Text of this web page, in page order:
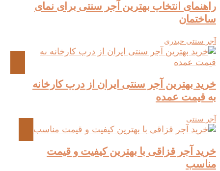
راهنمای انتخاب بهترین آجر سنتی برای نمای
ساختمان
آجر سنتی حیدری
خرید بهترین آجر سنتی ایران از درب کارخانه
به قیمت عمده
آجر سنتی
خرید آجر قزاقی با بهترین کیفیت و قیمت
مناسب